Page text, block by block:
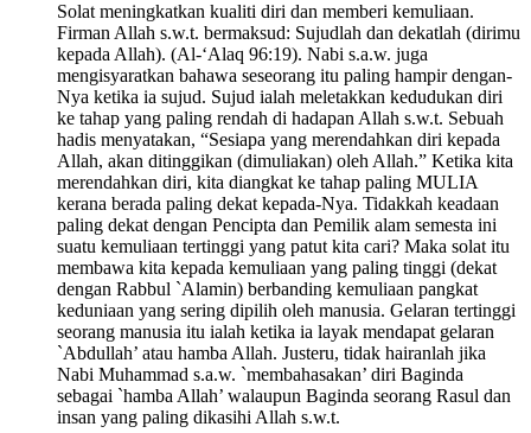
Solat meningkatkan kualiti diri dan memberi kemuliaan.
Firman Allah s.w.t. bermaksud: Sujudlah dan dekatlah (dirimu
kepada Allah). (Al-‘Alaq 96:19). Nabi s.a.w. juga
mengisyaratkan bahawa seseorang itu paling hampir dengan-
Nya ketika ia sujud. Sujud ialah meletakkan kedudukan diri
ke tahap yang paling rendah di hadapan Allah s.w.t. Sebuah
hadis menyatakan, “Sesiapa yang merendahkan diri kepada
Allah, akan ditinggikan (dimuliakan) oleh Allah.” Ketika kita
merendahkan diri, kita diangkat ke tahap paling MULIA
kerana berada paling dekat kepada-Nya. Tidakkah keadaan
paling dekat dengan Pencipta dan Pemilik alam semesta ini
suatu kemuliaan tertinggi yang patut kita cari? Maka solat itu
membawa kita kepada kemuliaan yang paling tinggi (dekat
dengan Rabbul `Alamin) berbanding kemuliaan pangkat
keduniaan yang sering dipilih oleh manusia. Gelaran tertinggi
seorang manusia itu ialah ketika ia layak mendapat gelaran
`Abdullah’ atau hamba Allah. Justeru, tidak hairanlah jika
Nabi Muhammad s.a.w. `membahasakan’ diri Baginda
sebagai `hamba Allah’ walaupun Baginda seorang Rasul dan
insan yang paling dikasihi Allah s.w.t.